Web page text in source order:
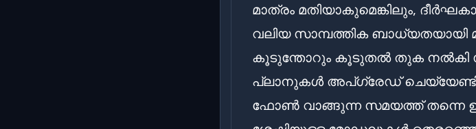
മാത്രം മതിയാകുമെങ്കിലും,
വലിയ സാമ്പത്തിക ബാധ്യതയായി
കൂടുന്തോറും കൂടുതൽ തുക
പ്ലാനുകൾ അപ്ഗ്രേഡ്
ഫോൺ വാങ്ങുന്ന സമയത്ത് തന്നെ